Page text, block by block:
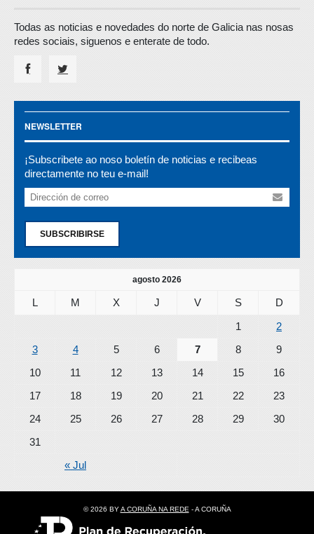
Todas as noticias e novedades do norte de Galicia nas nosas
redes sociais, siguenos e enterate de todo.
NEWSLETTER
¡Subscribete ao noso boletín de noticias e recibeas
directamente no teu e-mail!
SUBSCRIBIRSE
agosto 2026
L M X J V S D
« Jul
1
2
3
4 5 6 7 8
9
10
11 12 13 14 15
16
17
18 19 20 21 22
23
24
25 26 27 28 29
30
31
© 2026 BYA CORUÑA NA REDE - A CORUÑA